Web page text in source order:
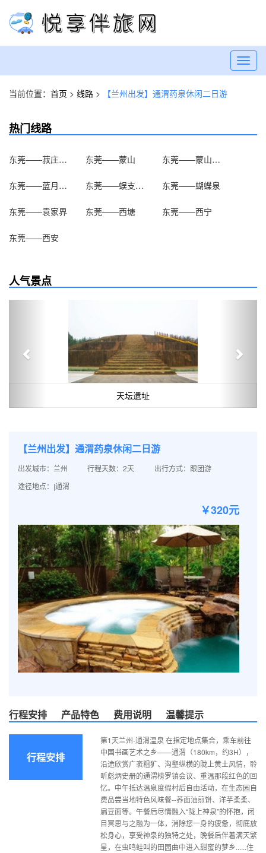
当前位置： 首页 > 线路 > 【兰州出发】通渭药泉休闲二日游
热门线路
东莞——菽庄花园 东莞——蒙山 东莞——蒙山大佛
东莞——蓝月山谷 东莞——蜈支洲岛 东莞——蝴蝶泉
东莞——袁家界 东莞——西塘 东莞——西宁
东莞——西安
人气景点
天坛遗址
【兰州出发】通渭药泉休闲二日游
出发城市：兰州 行程天数：2天
出行方式：跟团游
途径地点：|通渭
￥320元
行程安排 产品特色 费用说明 温馨提示
行程安排
第1天兰州-通渭温泉 在指定地点集合，乘车前往
中国书画艺术之乡——通渭（180km，约3H），
沿途欣赏广袤粗犷、沟壑纵横的陇上黄土风情，聆
听彪炳史册的通渭榜罗镇会议、重温那段红色的回
忆。中午抵达温泉度假村后自由活动，在生态园自
费品尝当地特色风味餐--荞面油煎饼、洋芋柔柔、
扁豆面等。午餐后尽情融入“陇上神泉”的怀抱，闭
目冥思与之融为一体，消除您一身的疲惫，彻底放
松身心，享受神泉的独特之处，晚餐后伴着满天繁
星，在虫鸣蛙叫的田园曲中进入甜蜜的梦乡......住